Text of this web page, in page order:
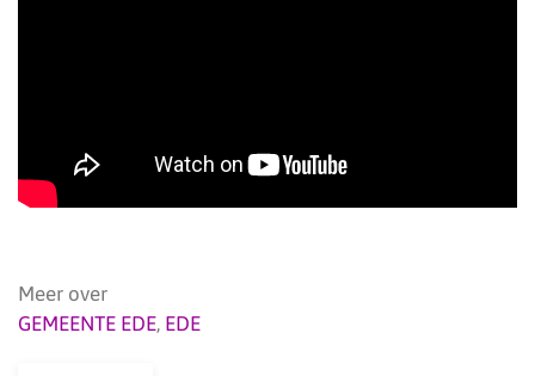
Meer over
GEMEENTE EDE, EDE